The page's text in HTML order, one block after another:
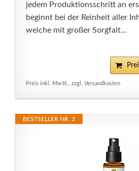
jedem Produktionsschritt an
beginnt bei der Reinheit aller
welche mit großer Sorgfalt...
Preis inkl. MwSt., zzgl. Versandkosten
BESTSELLER NR. 2